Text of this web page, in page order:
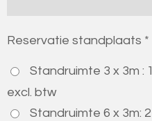
Reservatie standplaats *
Standruimte 3 x 3m :
excl. btw
Standruimte 6 x 3m: